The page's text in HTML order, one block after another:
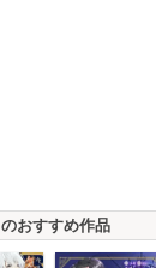
のおすすめ作品